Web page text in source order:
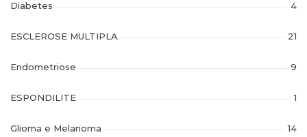
Diabetes 4
ESCLEROSE MULTIPLA 21
Endometriose 9
ESPONDILITE 1
Glioma e Melanoma 14